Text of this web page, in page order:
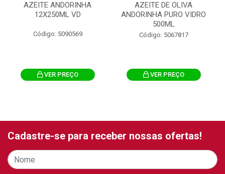
AZEITE ANDORINHA
12X250ML VD
Código: 5090569
VER PREÇO
AZEITE DE OLIVA
ANDORINHA PURO VIDRO
500ML
Código: 5067817
VER PREÇO
Cadastre-se para receber nossas ofertas!